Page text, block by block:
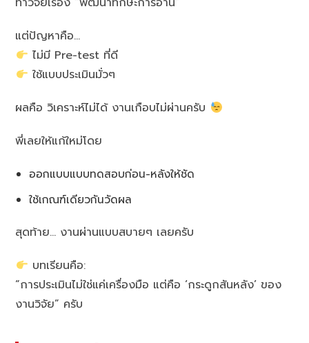
แต่ปัญหาคือ…
ไม่มี Pre-test ที่ดี
ใช้แบบประเมินมั่วๆ
ผลคือ วิเคราะห์ไม่ได้ งานเกือบไม่ผ่านครับ
พี่เลยให้แก้ใหม่โดย
ออกแบบแบบทดสอบก่อน-หลังให้ชัด
ใช้เกณฑ์เดียวกันวัดผล
สุดท้าย… งานผ่านแบบสบายๆ เลยครับ
บทเรียนคือ:
“การประเมินไม่ใช่แค่เครื่องมือ แต่คือ ‘กระดูกสันหลัง’ ของ
งานวิจัย” ครับ